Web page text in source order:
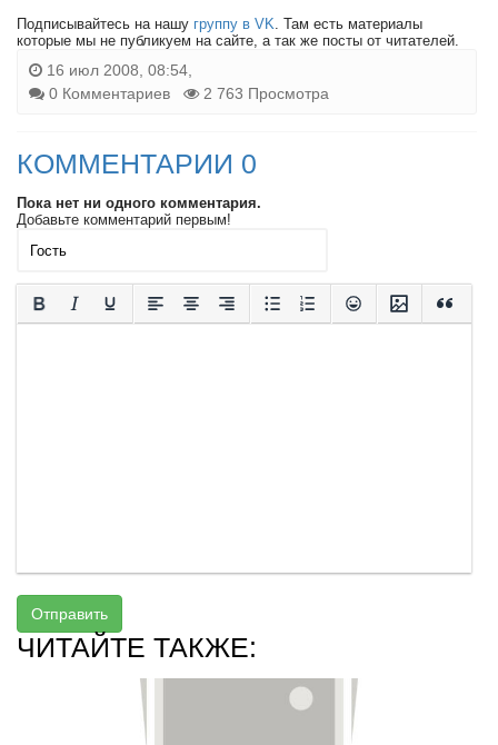
Подписывайтесь на нашу группу в VK. Там есть материалы
которые мы не публикуем на сайте, а так же посты от читателей.
16 июл 2008, 08:54,
0 Комментариев
2 763 Просмотра
КОММЕНТАРИИ 0
Пока нет ни одного комментария.
Добавьте комментарий первым!
Отправить
ЧИТАЙТЕ ТАКЖЕ: